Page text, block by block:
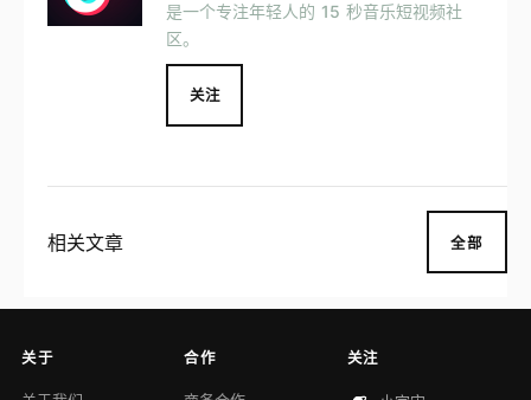
是一个专注年轻人的 15 秒音乐短视频社
区。
关注
相关文章 全部
关于 合作 关注